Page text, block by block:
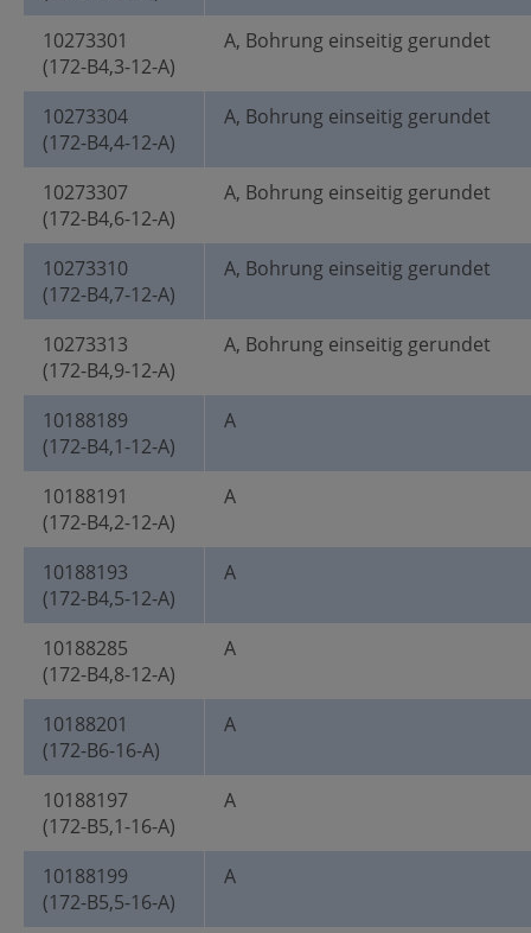
10273301
(172-B4,3-12-A)
A, Bohrung einseitig gerundet
10273304
(172-B4,4-12-A)
A, Bohrung einseitig gerundet
10273307
(172-B4,6-12-A)
A, Bohrung einseitig gerundet
10273310
(172-B4,7-12-A)
A, Bohrung einseitig gerundet
10273313
(172-B4,9-12-A)
A, Bohrung einseitig gerundet
10188189
(172-B4,1-12-A)
A
10188191
(172-B4,2-12-A)
A
10188193
(172-B4,5-12-A)
A
10188285
(172-B4,8-12-A)
A
10188201
(172-B6-16-A)
A
10188197
(172-B5,1-16-A)
A
10188199
(172-B5,5-16-A)
A